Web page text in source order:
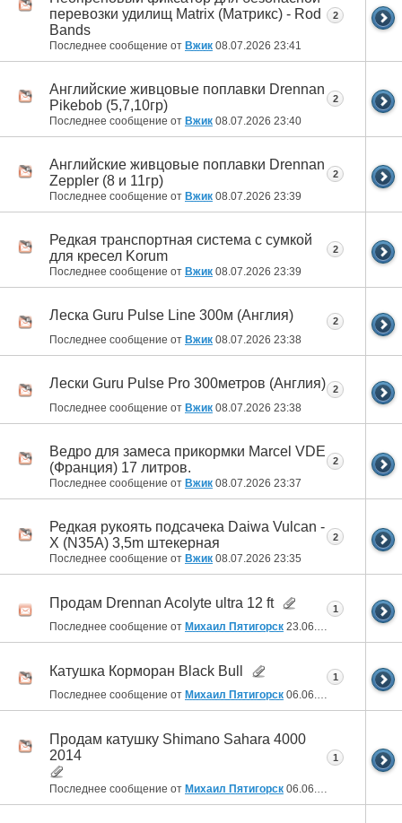
перевозки удилищ Matrix (Матрикс) - Rod
Bands
Последнее сообщение от Вжик 08.07.2026 23:41
2
Английские живцовые поплавки Drennan
Pikebob (5,7,10гр)
Последнее сообщение от Вжик 08.07.2026 23:40
2
Английские живцовые поплавки Drennan
Zeppler (8 и 11гр)
Последнее сообщение от Вжик 08.07.2026 23:39
2
Редкая транспортная система с сумкой
для кресел Korum
Последнее сообщение от Вжик 08.07.2026 23:39
2
Леска Guru Pulse Line 300м (Англия)
Последнее сообщение от Вжик 08.07.2026 23:38
2
Лески Guru Pulse Pro 300метров (Англия)
Последнее сообщение от Вжик 08.07.2026 23:38
2
Ведро для замеса прикормки Marcel VDE
(Франция) 17 литров.
Последнее сообщение от Вжик 08.07.2026 23:37
2
Редкая рукоять подсачека Daiwa Vulcan -
X (N35A) 3,5m штекерная
Последнее сообщение от Вжик 08.07.2026 23:35
2
Продам Drennan Acolyte ultra 12 ft
Последнее сообщение от Михаил Пятигорск 23.06.2026
1
Катушка Корморан Black Bull
Последнее сообщение от Михаил Пятигорск 06.06.2026
1
Продам катушку Shimano Sahara 4000
2014
Последнее сообщение от Михаил Пятигорск 06.06.2026
1